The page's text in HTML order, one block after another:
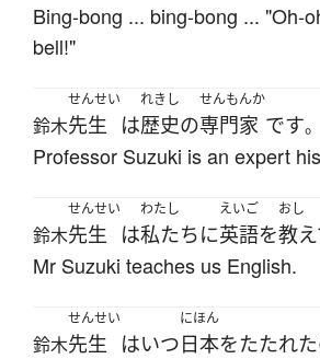
Bing-bong ... bing-bong ... "Oh-
bell!"
鈴木
せんせい
先生 は
れきし
歴史の
せんもんか
専門家 です。
Professor Suzuki is an expert
鈴木
せんせい
先生 は
わたし
私たちに
えいご
英語を
おし
教
Mr Suzuki teaches us English.
鈴木
せんせい
先生 はいつ
にほん
日本をたたれた